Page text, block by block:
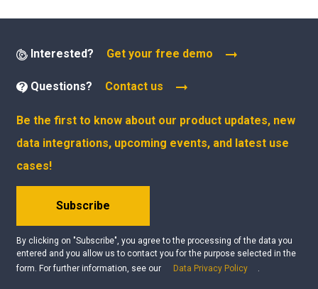
Interested? Get your free demo
Questions? Contact us
Be the first to know about our product updates, new
data integrations, upcoming events, and latest use
cases!
Subscribe
By clicking on "Subscribe", you agree to the processing of the data you
entered and you allow us to contact you for the purpose selected in the
form. For further information, see our
Data Privacy Policy .